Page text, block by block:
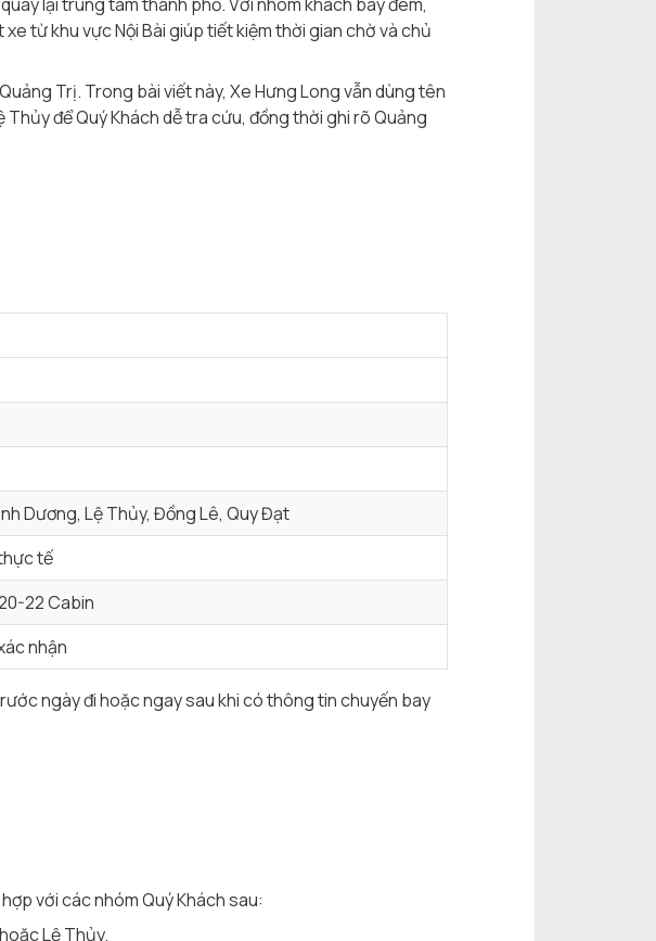
lại trung tâm thành phố. Với nhóm khách bay đêm,
từ khu vực Nội Bài giúp tiết kiệm thời gian chờ và chủ
Trị. Trong bài viết này, Xe Hưng Long vẫn dùng tên
để Quý Khách dễ tra cứu, đồng thời ghi rõ Quảng
Dương, Lệ Thủy, Đồng Lê, Quy Đạt
tế
22 Cabin
nhận
ngày đi hoặc ngay sau khi có thông tin chuyến bay
với các nhóm Quý Khách sau:
Lệ Thủy.